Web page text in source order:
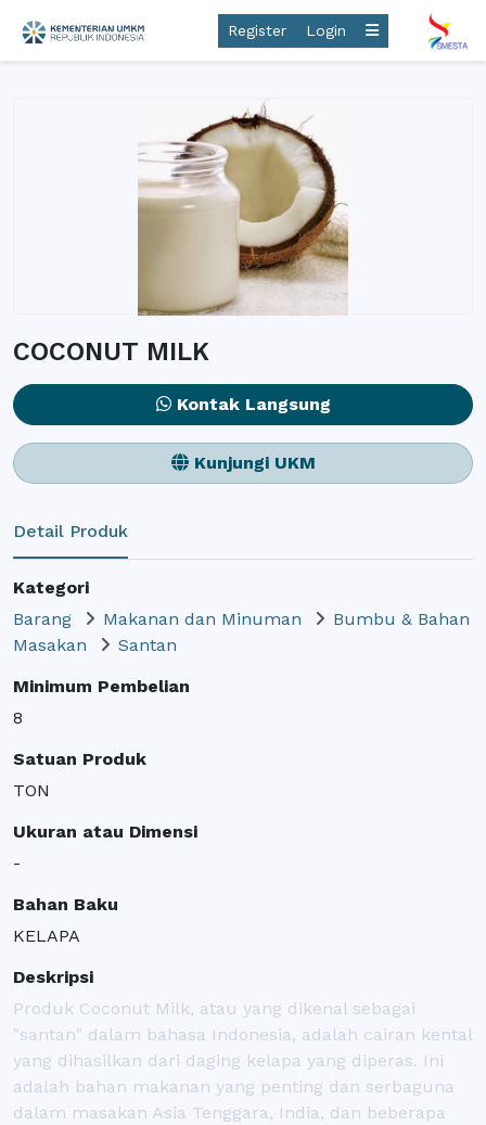
Register Login
COCONUT MILK
Kontak Langsung
Kunjungi UKM
Detail Produk
Kategori
Barang
Makanan dan Minuman
Bumbu & Bahan
Masakan
Santan
Minimum Pembelian
8
Satuan Produk
TON
Ukuran atau Dimensi
-
Bahan Baku
KELAPA
Deskripsi
Produk Coconut Milk, atau yang dikenal sebagai
"santan" dalam bahasa Indonesia, adalah cairan kental
yang dihasilkan dari daging kelapa yang diperas. Ini
adalah bahan makanan yang penting dan serbaguna
dalam masakan Asia Tenggara, India, dan beberapa